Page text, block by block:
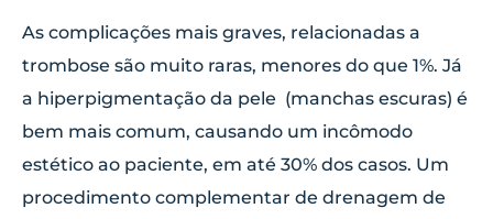
As complicações mais graves, relacionadas a
trombose são muito raras, menores do que 1%. Já
a hiperpigmentação da pele (manchas escuras) é
bem mais comum, causando um incômodo
estético ao paciente, em até 30% dos casos. Um
procedimento complementar de drenagem de